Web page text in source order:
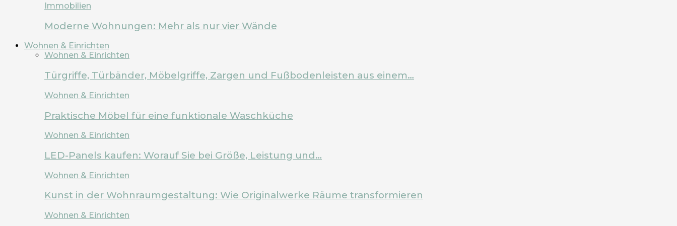
Immobilien
Moderne Wohnungen: Mehr als nur vier Wände
Wohnen & Einrichten
Wohnen & Einrichten
Türgriffe, Türbänder, Möbelgriffe, Zargen und Fußbodenleisten aus einem…
Wohnen & Einrichten
Praktische Möbel für eine funktionale Waschküche
Wohnen & Einrichten
LED-Panels kaufen: Worauf Sie bei Größe, Leistung und…
Wohnen & Einrichten
Kunst in der Wohnraumgestaltung: Wie Originalwerke Räume transformieren
Wohnen & Einrichten